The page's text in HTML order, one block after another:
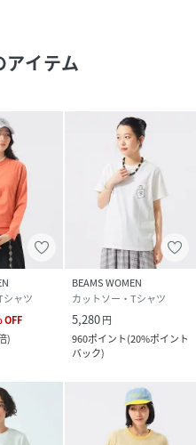
の閲覧環境によって、実際
やパソコンなどの閲覧環境
見える場合がございます。
た画像をご参照ください。
ー Tシャツ（品番：13-04-
半袖 Tシャツ（品番：13-
イテム
シャツ
OFF
)
BEAMS WOMEN
カットソー・Tシャツ
5,280円
960ポイント(20%ポイント
バック)